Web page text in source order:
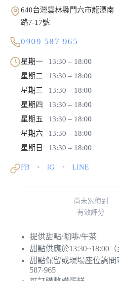
640台灣雲林縣鬥六市龍潭南
路7-17號
0909 587 965
星期一
13:30 – 18:00
星期二
13:30 – 18:00
星期三
13:30 – 18:00
星期四
13:30 – 18:00
星期五
13:30 – 18:00
星期六
13:30 – 18:00
星期日
13:30 – 18:00
FB 、 IG 、 LINE
尚未累積到
有效評分
提供甜點/咖啡/午茶
甜點供應於13:30~18:00（
甜點保留或現場座位詢問
587-965